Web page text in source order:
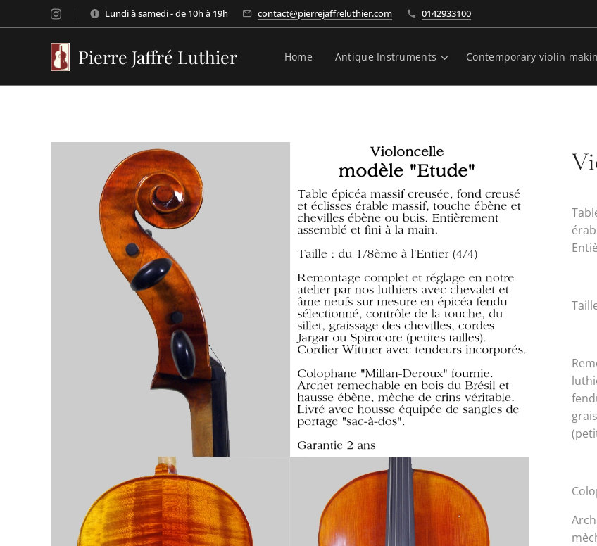
Lundi à samedi - de 10h à 19h contact@pierrejaffreluthier.com 0142933100
Pierre Jaffré Luthier Home Antique Instruments Contemporary violin